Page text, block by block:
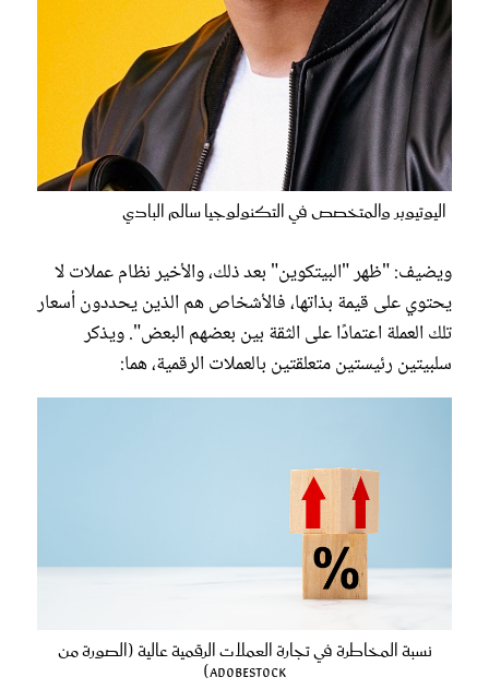
اليوتيوبر والمتخصص في التكنولوجيا سالم البادي
ويضيف: "ظهر "البيتكوين" بعد ذلك، والأخير نظام عملات لا
يحتوي على قيمة بذاتها، فالأشخاص هم الذين يحددون أسعار
تلك العملة اعتمادًا على الثقة بين بعضهم البعض". ويذكر
سلبيتين رئيستين متعلقتين بالعملات الرقمية، هما:
نسبة المخاطرة في تجارة العملات الرقمية عالية (الصورة من
Adobestock)